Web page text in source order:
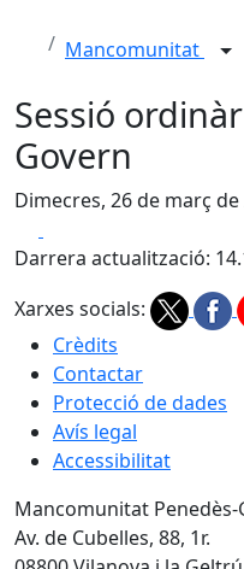
Mancomunitat
Sessió
Govern
Dimecres, 26 de març de
Darrera actualització:
Xarxes socials:
Crèdits
Contactar
Protecció de dades
Avís legal
Accessibilitat
Mancomunitat
Av. de Cubelles, 88, 1r.